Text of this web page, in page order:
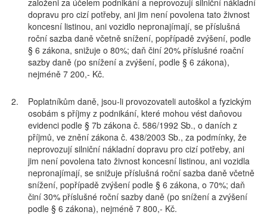
založeni za účelem podnikání a neprovozují silniční nákladní
dopravu pro cizí potřeby, ani jim není povolena tato živnost
koncesní listinou, ani vozidlo nepronajímají, se příslušná
roční sazba daně včetně snížení, popřípadě zvýšení, podle
§ 6 zákona, snižuje o 80%; daň činí 20% příslušné roační
sazby daně (po snížení a zvýšení, podle § 6 zákona),
nejméně 7 200,- Kč.
2.
Poplatníkům daně, jsou-li provozovateli autoškol a fyzickým
osobám s příjmy z podnikání, které mohou vést daňovou
evidenci podle § 7b zákona č. 586/1992 Sb., o daních z
příjmů, ve znění zákona č. 438/2003 Sb., za podmínky, že
neprovozují silniční nákladní dopravu pro cizí potřeby, ani
jim není povolena tato živnost koncesní listinou, ani vozidla
nepronajímají, se snižuje příslušná roční sazba daně včetně
snížení, popřípadě zvýšení podle § 6 zákona, o 70%; daň
činí 30% příslušné roční sazby daně (po snížení a zvýšení
podle § 6 zákona), nejméně 7 800,- Kč.